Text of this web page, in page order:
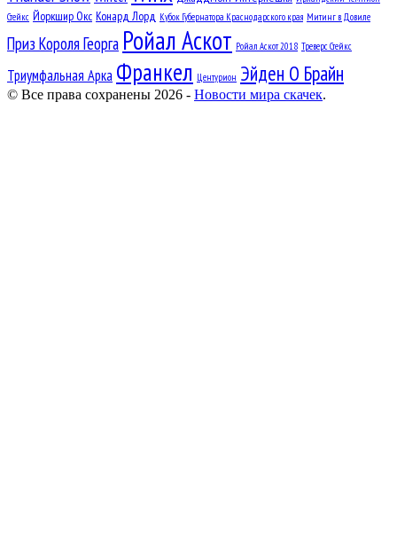
Стейкс Йоркшир Окс Конард Лорд Кубок Губернатора Краснодарского края Митинг в Довиле
Приз Короля Георга Ройал Аскот Ройал Аскот 2018 Треверс Стейкс
Триумфальная Арка Франкел Центурион Эйден О Брайн
© Все права сохранены 2026 - Новости мира скачек.